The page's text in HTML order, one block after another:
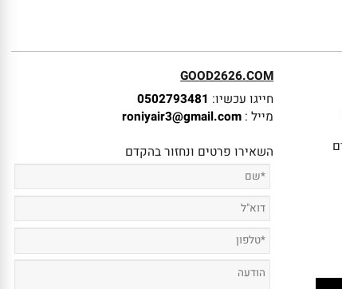
GOOD2626.COM
חייגו עכשיו: 0502793481
roniyair3@gmail.com
השאירו פרטים ונחזור בהקדם